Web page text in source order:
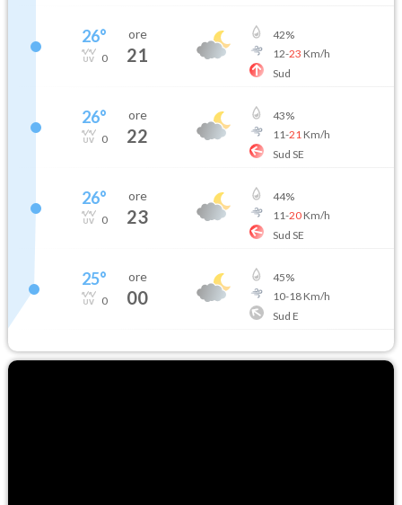
26°
0
ore
21
42%
12-23 Km/h
Sud
26°
0
ore
22
43%
11-21Km/h
Sud SE
26°
0
ore
23
44%
11-20Km/h
Sud SE
25°
0
ore
00
45%
10-18Km/h
Sud E